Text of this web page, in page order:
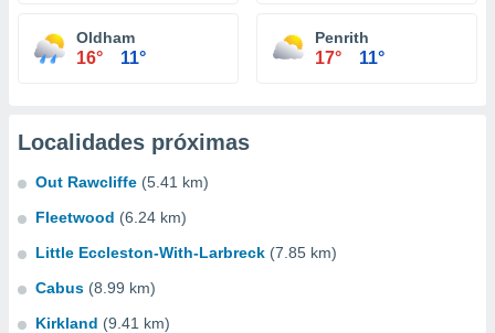
Oldham
16° 11°
Penrith
17° 11°
Localidades próximas
Out Rawcliffe (5.41 km)
Fleetwood (6.24 km)
Little Eccleston-With-Larbreck (7.85 km)
Cabus (8.99 km)
Kirkland (9.41 km)